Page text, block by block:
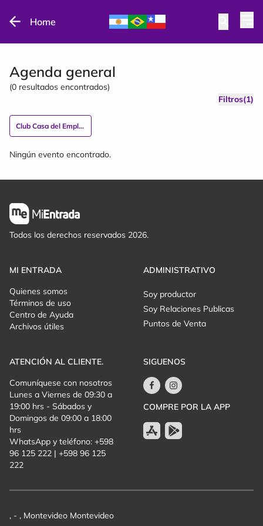
Home
Agenda general
(0 resultados encontrados)
Filtros(1)
Club Casa del Empleado
Ningún evento encontrado.
Todos los derechos reservados 2026.
MI ENTRADA
Quienes somos
Términos de uso
Centro de Ayuda
Archivos útiles
ADMINISTRATIVO
Soy productor
Soy Relaciones Publicas
Puntos de Venta
ATENCIÓN AL CLIENTE.
Comuníquese con nosotros
Lunes a Viernes de 09:30 a
19:00 hrs - Sábados y
Domingos de 09:00 a 18:00
hrs
WhatsApp y teléfono: +598
96 125 222 | +598 96 125
222
SIGUENOS
COMPRE POR LA APP
, - , Montevideo Montevideo